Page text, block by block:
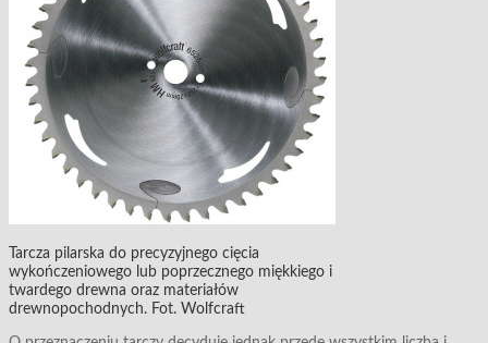
Tarcza pilarska do precyzyjnego cięcia
wykończeniowego lub poprzecznego miękkiego i
twardego drewna oraz materiałów
drewnopochodnych. Fot. Wolfcraft